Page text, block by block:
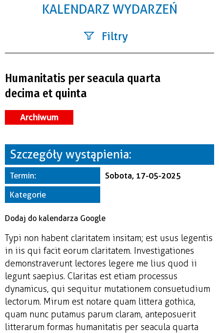
KALENDARZ WYDARZEŃ
Filtry
Organizator
Humanitatis per seacula quarta
decima et quinta
Archiwum
Szczegóły wystąpienia:
Termin:
Sobota, 17-05-2025
Kategorie
Dodaj do kalendarza Google
Typi non habent claritatem insitam; est usus legentis
in iis qui facit eorum claritatem. Investigationes
demonstraverunt lectores legere me lius quod ii
legunt saepius. Claritas est etiam processus
dynamicus, qui sequitur mutationem consuetudium
lectorum. Mirum est notare quam littera gothica,
quam nunc putamus parum claram, anteposuerit
litterarum formas humanitatis per seacula quarta